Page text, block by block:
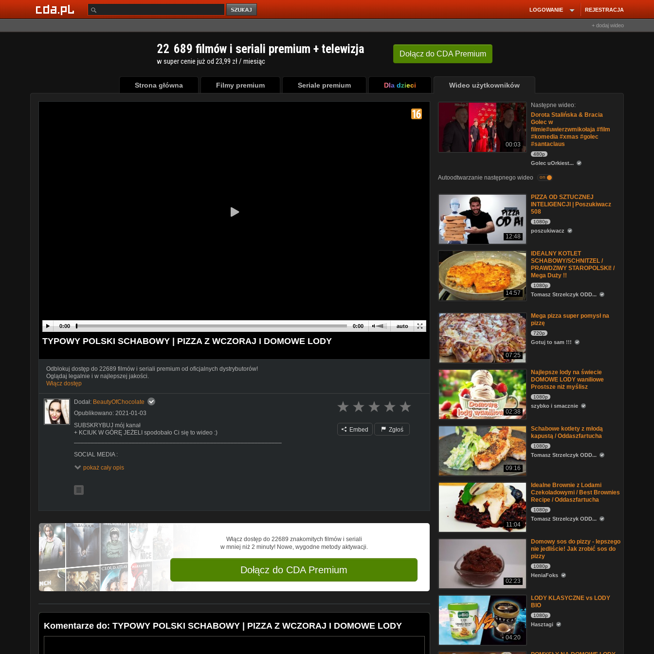
REJESTRACJA
LOGOWANIE
+ dodaj wideo
Dołącz do CDA Premium
22 689 filmów i seriali premium + telewizja
w super cenie już od 23,99 zł / miesiąc
Strona główna Filmy premium Seriale premium Dla dzieci Wideo użytkowników
auto
0:00 0:00
TYPOWY POLSKI SCHABOWY | PIZZA Z WCZORAJ I DOMOWE LODY
Odblokuj dostęp do 22689 filmów i seriali premium od oficjalnych dystrybutorów!
Oglądaj legalnie i w najlepszej jakości.
Włącz dostęp
Dodał: BeautyOfChocolate
Opublikowano: 2021-01-03
SUBSKRYBUJ mój kanał
+ KCIUK W GÓRĘ JEŻELI spodobało Ci się to wideo :)
SOCIAL MEDIA :
EMAIL: veryblueberry55@gmail.com
1. NIKON D5200
2.VLOG CANON G7X MARCII
3. LAMPA PIERŚCIENIOWA 65V
Editing: iMovie
______________________________________________________
DZIĘKUJĘ ZA OGLĄDANIE!
-pozdrawiam Agata :*
pokaż cały opis
Embed Zgłoś
Włącz dostęp do 22689 znakomitych filmów i seriali
w mniej niż 2 minuty! Nowe, wygodne metody aktywacji.
Dołącz do CDA Premium
Komentarze do: TYPOWY POLSKI SCHABOWY | PIZZA Z WCZORAJ I DOMOWE LODY
00:03
Następne wideo:
Dorota Stalińska & Bracia
Golec w
filmie#uwierzwmikołaja #film
#komedia #xmas #golec
#santaclaus
480p
Golec uOrkiest...
Autoodtwarzanie następnego wideo on
12:48
PIZZA OD SZTUCZNEJ
INTELIGENCJI | Poszukiwacz
508
1080p
poszukiwacz
14:57
IDEALNY KOTLET
SCHABOWY/SCHNITZEL /
PRAWDZIWY STAROPOLSKI! /
Mega Duży !!
1080p
Tomasz Strzelczyk ODD...
07:25
Mega pizza super pomysł na
pizzę
720p
Gotuj to sam !!!
02:38
Najlepsze lody na świecie
DOMOWE LODY waniliowe
Prostsze niż myślisz
1080p
szybko i smacznie
09:16
Schabowe kotlety z młodą
kapustą / Oddaszfartucha
1080p
Tomasz Strzelczyk ODD...
11:04
Idealne Brownie z Lodami
Czekoladowymi / Best Brownies
Recipe / Oddaszfartucha
1080p
Tomasz Strzelczyk ODD...
02:23
Domowy sos do pizzy - lepszego
nie jedliście! Jak zrobić sos do
pizzy
1080p
HeniaFoks
04:20
LODY KLASYCZNE vs LODY
BIO
1080p
Hasztagi